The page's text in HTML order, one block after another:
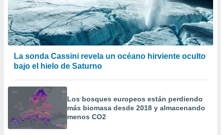
La sonda Cassini revela un océano hirviente oculto
bajo el hielo de Saturno
Los bosques europeos están perdiendo
más biomasa desde 2018 y almacenando
menos CO2